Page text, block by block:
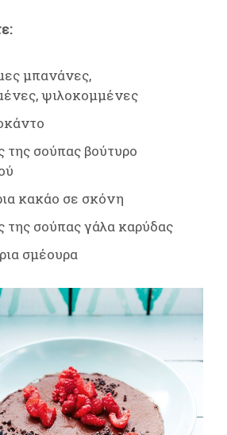
μπανάνες,
ψιλοκομμένες
της σούπας βούτυρο
κακάο σε σκόνη
της σούπας γάλα καρύδας
σμέουρα